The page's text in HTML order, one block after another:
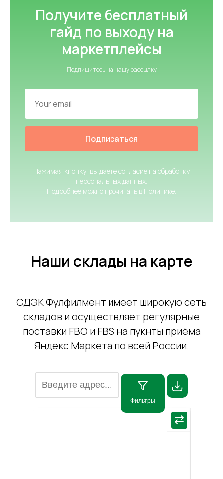
Получите бесплатный
гайд по выходу на
маркетплейсы
Подпишитесь на нашу рассылку
Подписаться
Нажимая кнопку, вы даетесогласие на обработку
персональных данных
Подробнее можно прочитать в Политике
Наши склады на карте
СДЭК Фулфилмент имеет широкую сеть
складов и осуществляет регулярные
поставки FBO и FBS на пукнты приёма
Яндекс Маркета по всей России.
Фильтры
×
⇄